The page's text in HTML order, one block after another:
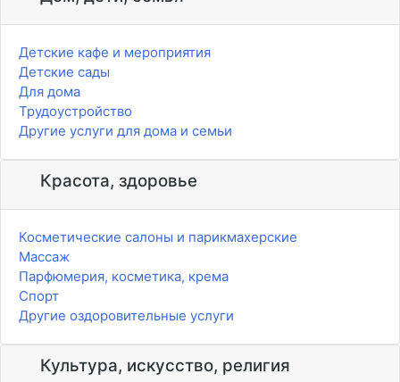
Детские кафе и мероприятия
Детские сады
Для дома
Трудоустройство
Другие услуги для дома и семьи
Красота, здоровье
Косметические салоны и парикмахерские
Массаж
Парфюмерия, косметика, крема
Спорт
Другие оздоровительные услуги
Культура, искусство, религия